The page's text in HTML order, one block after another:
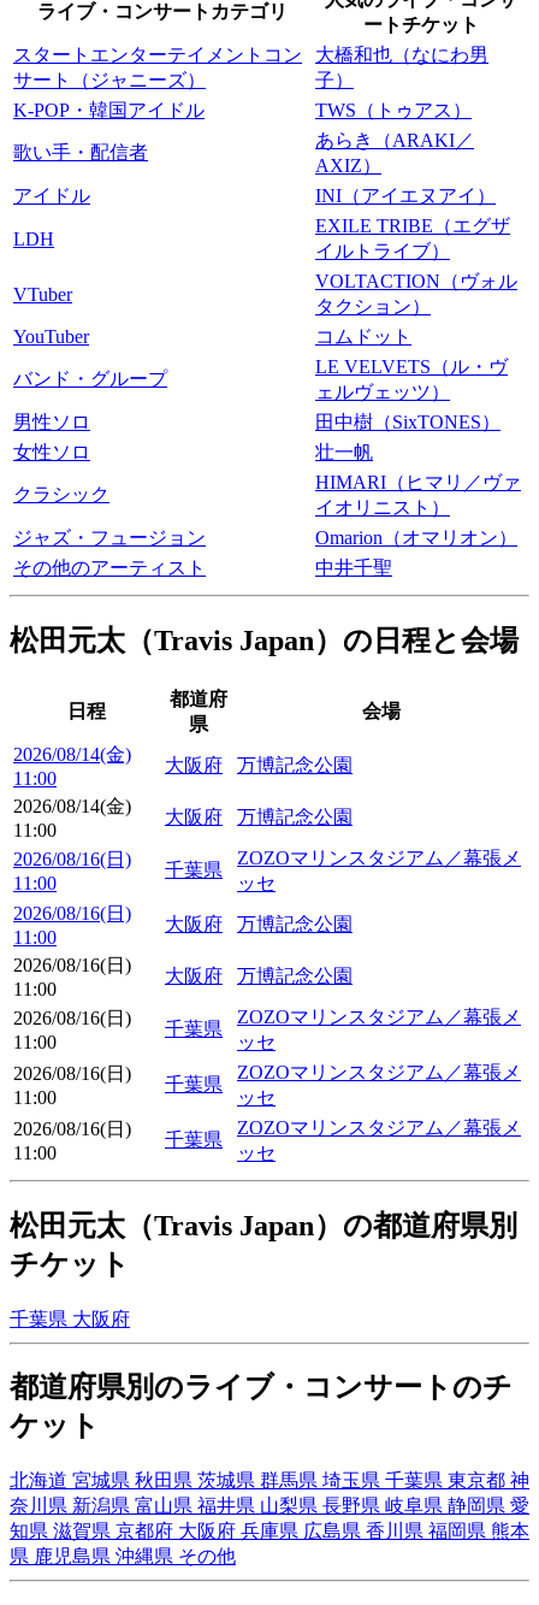
ライブ・コンサートカテゴリ
ートチケット
スタートエンターテイメントコン
サート（ジャニーズ）
大橋和也（なにわ男
子）
K-POP・韓国アイドル
TWS（トゥアス）
歌い手・配信者
あらき（ARAKI／
AXIZ）
アイドル
INI（アイエヌアイ）
LDH
EXILE TRIBE（エグザ
イルトライブ）
VTuber
VOLTACTION（ヴォル
タクション）
YouTuber
コムドット
バンド・グループ
LE VELVETS（ル・ヴ
ェルヴェッツ）
男性ソロ
田中樹（SixTONES）
女性ソロ
壮一帆
クラシック
HIMARI（ヒマリ／ヴァ
イオリニスト）
ジャズ・フュージョン
Omarion（オマリオン）
その他のアーティスト
中井千聖
松田元太（Travis Japan）の日程と会場
日程
都道府
県
会場
2026/08/14(金)
11:00
大阪府
万博記念公園
2026/08/14(金)
11:00
大阪府 万博記念公園
2026/08/16(日)
11:00
千葉県
ZOZOマリンスタジアム／幕張メ
ッセ
2026/08/16(日)
11:00
大阪府
万博記念公園
2026/08/16(日)
11:00
大阪府 万博記念公園
2026/08/16(日)
11:00
千葉県
ZOZOマリンスタジアム／幕張メ
ッセ
2026/08/16(日)
11:00
千葉県
ZOZOマリンスタジアム／幕張メ
ッセ
2026/08/16(日)
11:00
千葉県
ZOZOマリンスタジアム／幕張メ
ッセ
松田元太（Travis Japan）の都道府県別
チケット
千葉県 大阪府
都道府県別のライブ・コンサートのチ
ケット
北海道 宮城県 秋田県 茨城県 群馬県 埼玉県 千葉県 東京都 神
奈川県 新潟県 富山県 福井県 山梨県 長野県 岐阜県 静岡県 愛
知県 滋賀県 京都府 大阪府 兵庫県 広島県 香川県 福岡県 熊本
県 鹿児島県 沖縄県 その他